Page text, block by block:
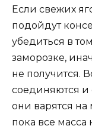
Если свежих
подойдут
убедиться в
заморозке,
не получится.
соединяются и
они варятся
пока все